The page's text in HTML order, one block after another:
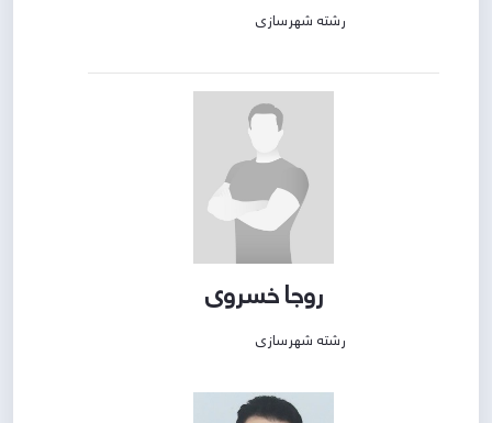
رشته شهرسازی
روجا خسروی
رشته شهرسازی